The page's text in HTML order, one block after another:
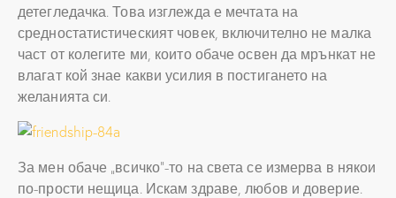
детегледачка. Това изглежда е мечтата на
средностатистическият човек, включително не малка
част от колегите ми, които обаче освен да мрънкат не
влагат кой знае какви усилия в постигането на
желанията си.
За мен обаче „всичко“-то на света се измерва в някои
по-прости нещица. Искам здраве, любов и доверие.